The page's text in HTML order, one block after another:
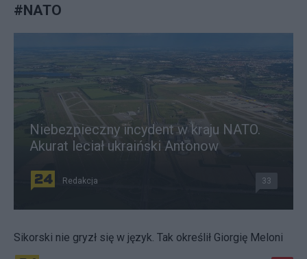
#NATO
Niebezpieczny incydent w kraju NATO.
Akurat leciał ukraiński Antonow
Redakcja 33
Sikorski nie gryzł się w język. Tak określił Giorgię Meloni